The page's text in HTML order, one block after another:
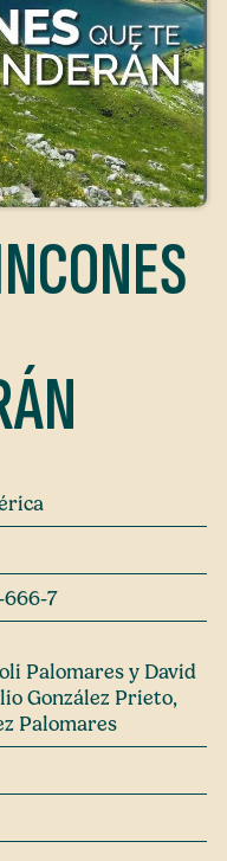
666-7
Palomares y David
González Prieto,
Palomares